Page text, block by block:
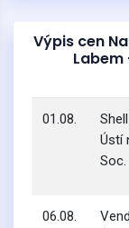
Výpis cen
Labem
01.08.
Shell
Ústí
06.08.